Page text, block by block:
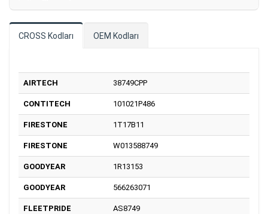
CROSS Kodları OEM Kodları
AIRTECH 38749CPP
CONTITECH 101021P486
FIRESTONE 1T17B11
FIRESTONE W013588749
GOODYEAR 1R13153
GOODYEAR 566263071
FLEETPRIDE AS8749